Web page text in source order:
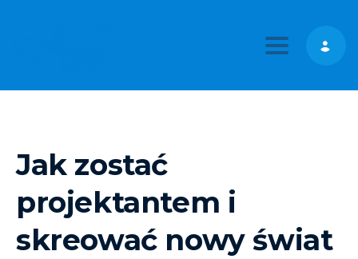
Toggle
Jak zostać
projektantem i
skreować nowy świat